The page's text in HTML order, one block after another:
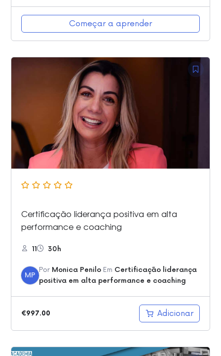
Começar a aprender
Certificação liderança positiva em alta
performance e coaching
11 30h
MP
Por Monica Penilo Em Certificação liderança
positiva em alta performance e coaching
€997.00 Adicionar